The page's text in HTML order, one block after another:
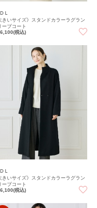
L
きいサイズ》スタンドカラーラグラン
ーブコート
税込)
L
きいサイズ》スタンドカラーラグラン
ーブコート
税込)